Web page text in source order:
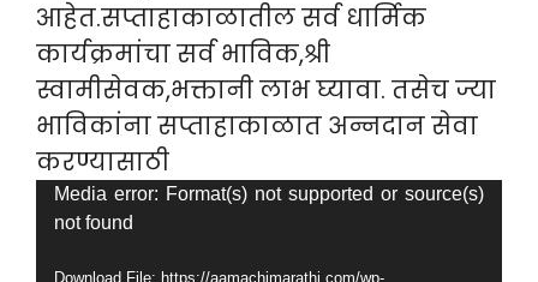
आहेत.सप्ताहाकाळातील सर्व धार्मिक
कार्यक्रमांचा सर्व भाविक,श्री
स्वामीसेवक,भक्तानी लाभ घ्यावा. तसेच ज्या
भाविकांना सप्ताहाकाळात अन्नदान सेवा
करण्यासाठी
Video
Player
Media error: Format(s) not supported or source(s)
not found
Download File: https://aamachimarathi.com/wp-